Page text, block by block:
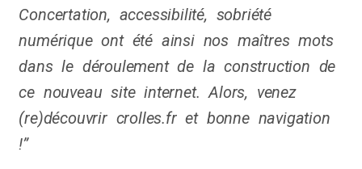
Concertation, accessibilité, sobriété
numérique ont été ainsi nos maîtres mots
dans le déroulement de la construction de
ce nouveau site internet. Alors, venez
(re)découvrir crolles.fr et bonne navigation
!”